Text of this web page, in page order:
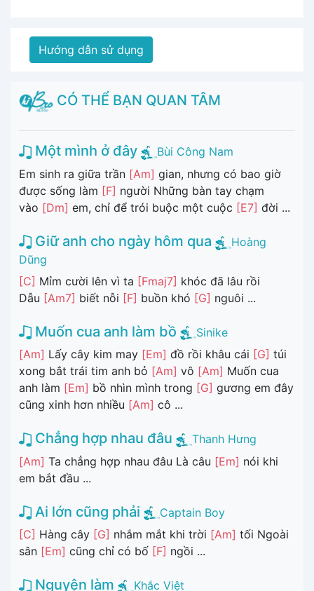
Hướng dẫn sử dụng
CÓ THỂ BẠN QUAN TÂM
Một mình ở đây
Bùi Công Nam
Em sinh ra giữa trần [Am] gian, nhưng có bao giờ
được sống làm [F] người Những bàn tay chạm
vào [Dm] em, chỉ để trói buộc một cuộc [E7] đời ...
Giữ anh cho ngày hôm qua
Hoàng
Dũng
[C] Mỉm cười lên vì ta [Fmaj7] khóc đã lâu rồi
Dẫu [Am7] biết nỗi [F] buồn khó [G] nguôi ...
Muốn cua anh làm bồ
Sinike
[Am] Lấy cây kim may [Em] đồ rồi khâu cái [G] túi
xong bắt trái tim anh bỏ [Am] vô [Am] Muốn cua
anh làm [Em] bồ nhìn mình trong [G] gương em đây
cũng xinh hơn nhiều [Am] cô ...
Chẳng hợp nhau đâu
Thanh Hưng
[Am] Ta chẳng hợp nhau đâu Là câu [Em] nói khi
em bắt đầu ...
Ai lớn cũng phải
Captain Boy
[C] Hàng cây [G] nhắm mắt khi trời [Am] tối Ngoài
sân [Em] cũng chỉ có bố [F] ngồi ...
Nguyện làm Khắc Việt